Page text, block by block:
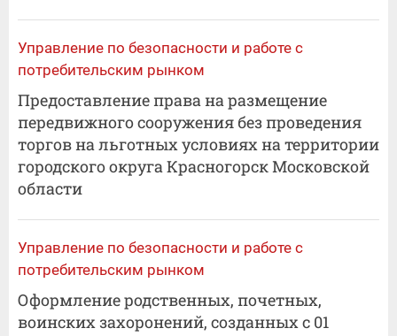
Управление по безопасности и работе с
потребительским рынком
Предоставление права на размещение
передвижного сооружения без проведения
торгов на льготных условиях на территории
городского округа Красногорск Московской
области
Управление по безопасности и работе с
потребительским рынком
Оформление родственных, почетных,
воинских захоронений, созданных с 01